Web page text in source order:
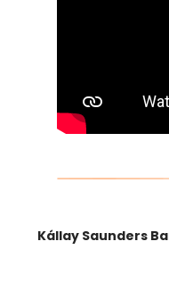
Kállay Saunders